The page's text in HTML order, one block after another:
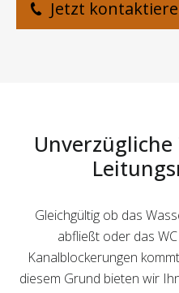
Jetzt
Gleichgültig ob das
abfließt oder das
Kanalblockerungen
diesem Grund bieten wir